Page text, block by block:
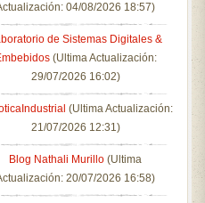
04/08/2026 18:57)
de Sistemas Digitales &
(Ultima Actualización:
29/07/2026 16:02)
(Ultima Actualización:
21/07/2026 12:31)
Blog Nathali Murillo (Ultima
20/07/2026 16:58)